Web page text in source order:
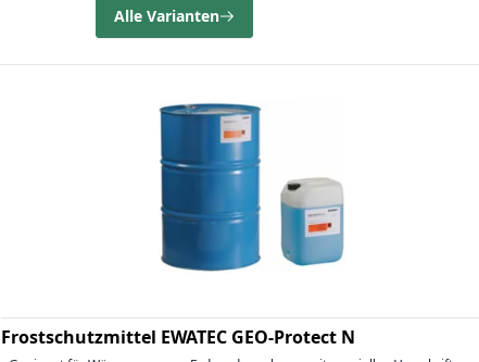
Alle Varianten
Frostschutzmittel EWATEC GEO-Protect N